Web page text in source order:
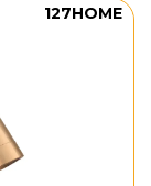
127HOME